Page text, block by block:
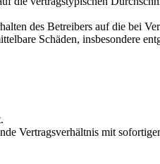
des Betreibers auf die bei
Schäden, insbesondere
Vertragsverhältnis mit